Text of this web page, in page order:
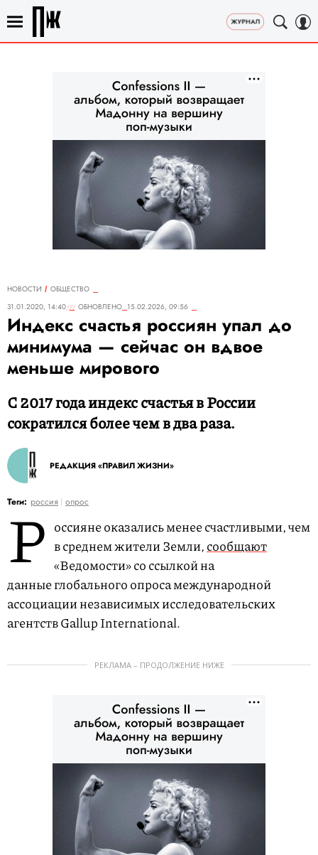
НОВОСТИ
ОБЩЕСТВО
31.01.2020, 14:40
ОБНОВЛЕНО 15.02.2026, 09:56
Индекс счастья россиян упал до
минимума — сейчас он вдвое
меньше мирового
С 2017 года индекс счастья в России
сократился более чем в два раза.
РЕДАКЦИЯ «ПРАВИЛ ЖИЗНИ»
Теги: россия опрос
Р оссияне оказались менее счастливыми, чем
в среднем жители Земли,сообщают
«Ведомости» со ссылкой на
данные глобального опроса международной
ассоциации независимых исследовательских
агентств Gallup International.
РЕКЛАМА – ПРОДОЛЖЕНИЕ НИЖЕ